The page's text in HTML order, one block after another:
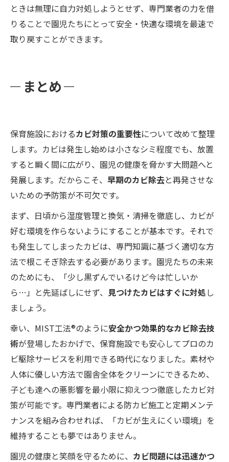
ときは無理に自力対処しようとせず、専門業者の力を借
りることで園児たちにとって安全・快適な環境を最速で
取り戻すことができます。
まとめ
保育施設におけるカビ対策の重要性について改めて整理
します。カビは発生し始めは小さなシミ程度でも、放置
すると瞬く間に広がり、園児の健康を脅かす大問題へと
発展します。だからこそ、 早期のカビ除去と再発させな
いための予防策が不可欠です。
まず、日頃から湿度管理と換気・清掃を徹底し、カビが
好む環境を作らないようにすることが基本です。それで
も発生してしまったカビは、専門知識に基づく適切な方
法で根こそぎ除去する必要があります。園児たちの未来
のためにも、「少し黒ずんでいるけど今は忙しいか
ら…」と先延ばしにせず、 見つけたカビはすぐに対処し
ましょう。
幸い、MIST工法®のように安全かつ効果的なカビ除去技
術が登場したおかげで、保育施設でも安心してプロのカ
ビ駆除サービスを利用できる時代になりました。素材や
人体に優しい方法で園舎全体をクリーンにできるため、
子ども達への悪影響を最小限に抑えつつ徹底したカビ対
策が可能です。専門業者による防カビ施工と定期メンテ
ナンスを組み合わせれば、「カビが生えにくい環境」を
維持することも夢ではありません。
園児の健康と笑顔を守るために、 カビ問題には迅速かつ